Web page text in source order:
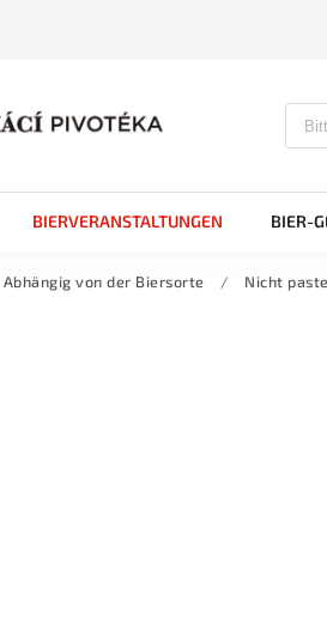
BIERVERANSTALTUNGEN BIER-
Abhängig von der Biersorte / Nicht